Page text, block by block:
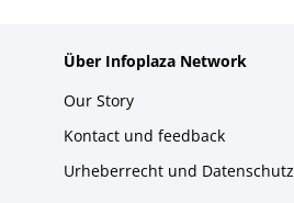
Über Infoplaza Network
Our Story
Kontact und feedback
Urheberrecht und Datenschutz